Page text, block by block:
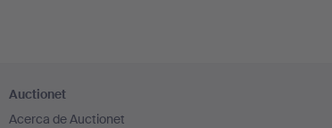
Auctionet
Acerca de Auctionet